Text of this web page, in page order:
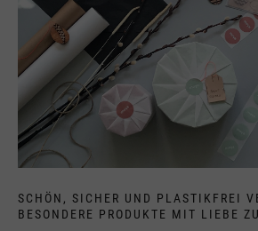
SCHÖN, SICHER UND PLASTIKFREI
BESONDERE PRODUKTE MIT LIEBE